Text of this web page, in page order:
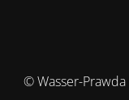
© Wasser-